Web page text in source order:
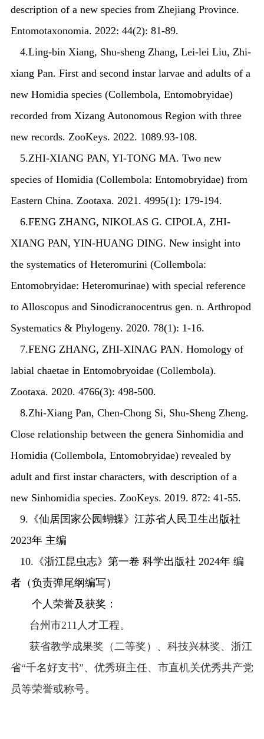
description of a new species from Zhejiang Province.
Entomotaxonomia. 2022: 44(2): 81-89.
4.Ling-bin Xiang, Shu-sheng Zhang, Lei-lei Liu, Zhi-
xiang Pan. First and second instar larvae and adults of a
new Homidia species (Collembola, Entomobryidae)
recorded from Xizang Autonomous Region with three
new records. ZooKeys. 2022. 1089.93-108.
5.ZHI-XIANG PAN, YI-TONG MA. Two new
species of Homidia (Collembola: Entomobryidae) from
Eastern China. Zootaxa. 2021. 4995(1): 179-194.
6.FENG ZHANG, NIKOLAS G. CIPOLA, ZHI-
XIANG PAN, YIN-HUANG DING. New insight into
the systematics of Heteromurini (Collembola:
Entomobryidae: Heteromurinae) with special reference
to Alloscopusand Sinodicranocentrusgen. n. Arthropod
Systematics & Phylogeny. 2020. 78(1): 1-16.
7.FENG ZHANG, ZHI-XINAG PAN. Homology of
labial chaetae in Entomobryoidae (Collembola).
Zootaxa. 2020. 4766(3): 498-500.
8.Zhi-Xiang Pan, Chen-Chong Si, Shu-Sheng Zheng.
Close relationship between the genera Sinhomidia and
Homidia (Collembola, Entomobryidae) revealed by
adult and first instar characters, with description of a
new Sinhomidia species. ZooKeys. 2019. 872: 41-55.
9. 《仙居国家公园蝴蝶》 江苏省人民卫生出版社
2023年 主编
10.《浙江昆虫志》第一卷 科学出版社 2024年 编
者（负责弹尾纲编写）
个人荣誉及获奖：
台州市211人才工程。
获省教学成果奖（二等奖） 、 科技兴林奖、浙江
省“千名好支书”、 优秀班主任、市直机关优秀共产党
员等荣誉或称号。